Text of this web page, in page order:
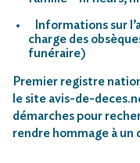
Informations sur
charge des
funéraire)
Premier registre
le site avis-de-
démarches pour
rendre hommage à un